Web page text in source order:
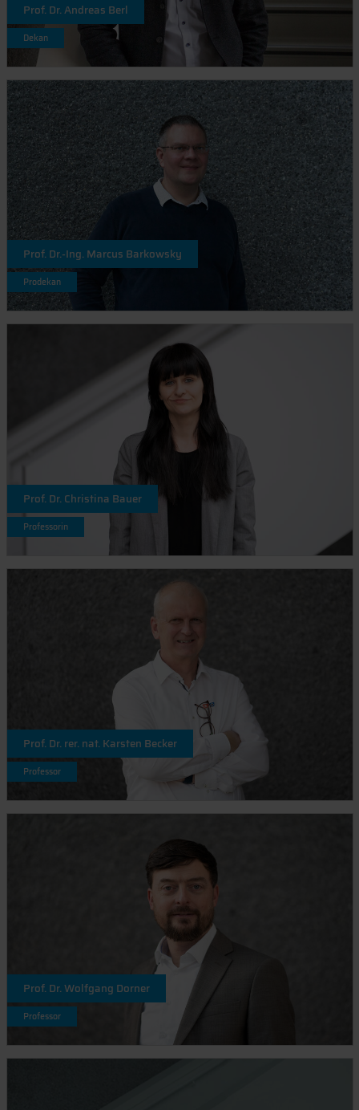
Prof. Dr. Andreas Berl
Dekan
Prof. Dr.-Ing. Marcus Barkowsky
Prodekan
Prof. Dr. Christina Bauer
Professorin
Prof. Dr. rer. nat. Karsten Becker
Professor
Prof. Dr. Wolfgang Dorner
Professor